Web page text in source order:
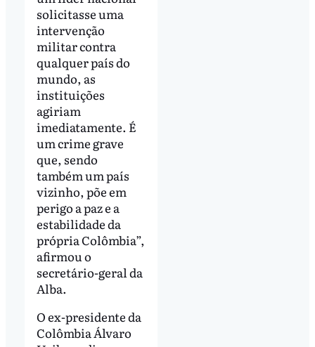
solicitasse uma
intervenção
militar contra
qualquer país do
mundo, as
instituições
agiriam
imediatamente. É
um crime grave
que, sendo
também um país
vizinho, põe em
perigo a paz e a
estabilidade da
própria Colômbia”,
afirmou o
secretário-geral da
Alba.
O ex-presidente da
Colômbia Álvaro